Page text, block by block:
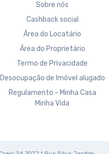
Sobre nós
Cashback social
Área do Locatário
Área do Proprietário
Termo de Privacidade
Desocupação de Imóvel alugado
Regulamento - Minha Casa
Minha Vida